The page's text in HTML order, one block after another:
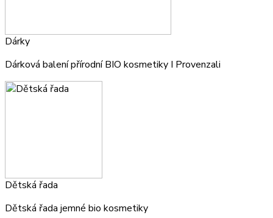
Dárky
Dárková balení přírodní BIO kosmetiky I Provenzali
Dětská řada
Dětská řada jemné bio kosmetiky